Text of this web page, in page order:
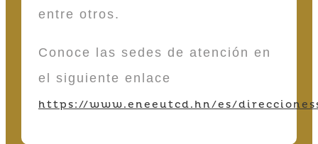
entre otros.
Conoce las sedes de atención en
el siguiente enlace
https://www.eneeutcd.hn/es/